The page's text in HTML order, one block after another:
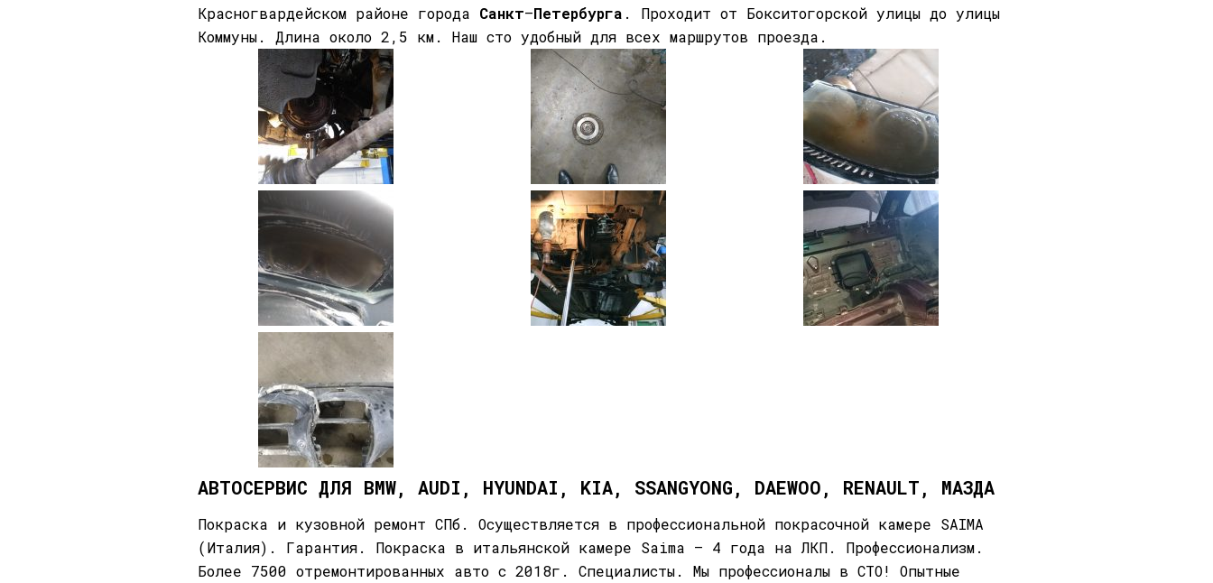
Красногвардейском районе города Санкт—Петербурга . Проходит от Бокситогорской улицы до улицы
Коммуны. Длина около 2,5 км. Наш сто удобный для всех маршрутов проезда.
АВТОСЕРВИС ДЛЯ BMW, AUDI, HYUNDAI, KIA, SSANGYONG, DAEWOO, RENAULT, МАЗДА
Покраска и кузовной ремонт СПб. Осуществляется в профессиональной покрасочной камере SAIMA
(Италия). Гарантия. Покраска в итальянской камере Saima — 4 года на ЛКП. Профессионализм.
Более 7500 отремонтированных авто с 2018г. Специалисты. Мы профессионалы в СТО! Опытные